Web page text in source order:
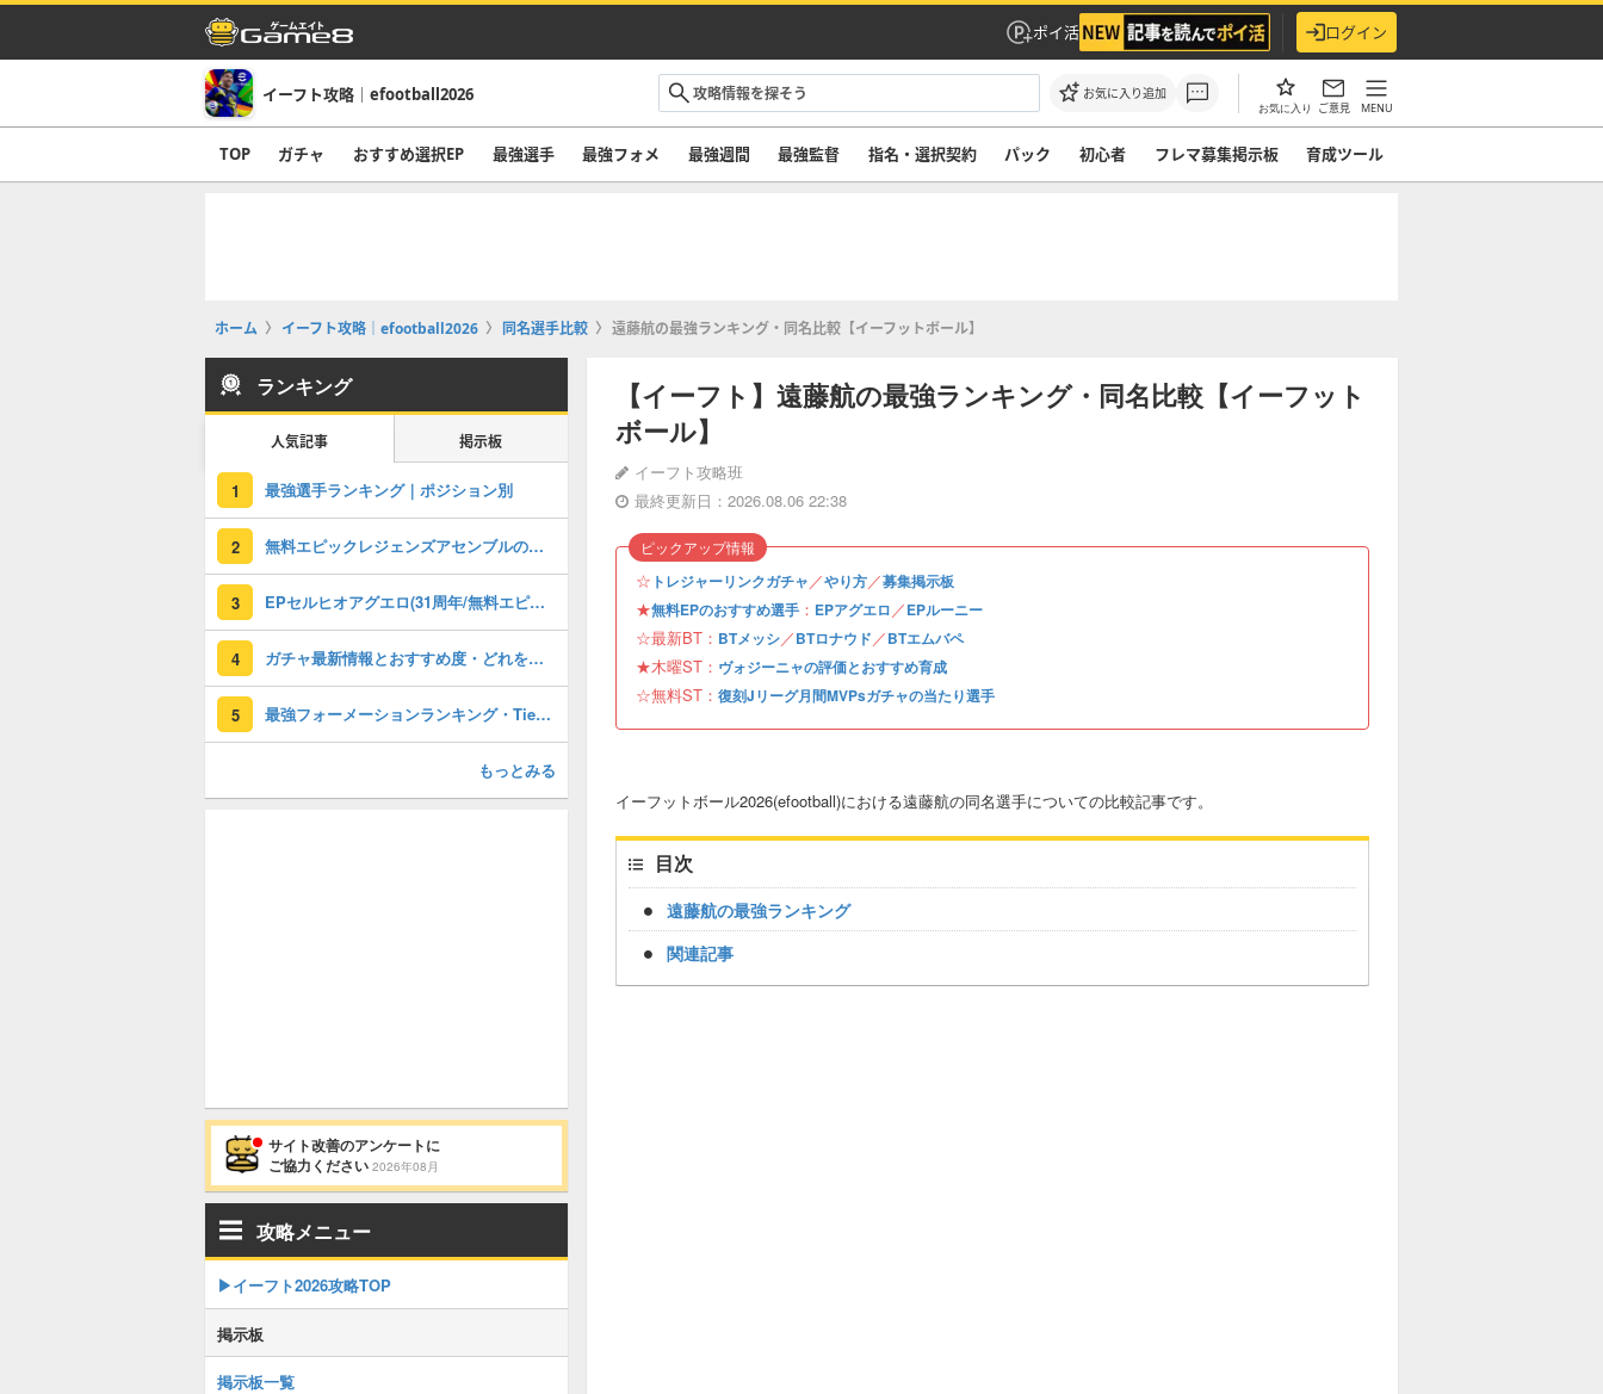
ポイ活 ログイン
イーフト攻略｜efootball2026 お気に入り追加
お気に入り ご意見 MENU
TOP ガチャ おすすめ選択EP 最強選手 最強フォメ 最強週間 最強監督 指名・選択契約 パック 初心者 フレマ募集掲示板 育成ツール
ホーム イーフト攻略｜efootball2026 同名選手比較 遠藤航の最強ランキング・同名比較【イーフットボール】
【イーフト】遠藤航の最強ランキング・同名比較【イーフット
ボール】
イーフト攻略班
最終更新日：2026.08.06 22:38
☆ トレジャーリンクガチャ／やり方／募集掲示板
★無料EPのおすすめ選手 ： EPアグエロ／EPルーニー
☆最新BT： BTメッシ／BTロナウド／BTエムバペ
★木曜ST： ヴォジーニャの評価とおすすめ育成
☆無料ST： 復刻Jリーグ月間MVPsガチャの当たり選手
ピックアップ情報
イーフットボール2026(efootball)における遠藤航の同名選手についての比較記事です。
目次
遠藤航の最強ランキング
関連記事
ランキング
人気記事 掲示板
1 最強選手ランキング｜ポジション別
2 無料エピックレジェンズアセンブルのおすすめ選択(当たり)選手ランキングと引き方
3 EPセルヒオアグエロ(31周年/無料エピック)の評価とおすすめ育成・スキル追加
4 ガチャ最新情報とおすすめ度・どれを引くべき？
5 最強フォーメーションランキング・Tier表
もっとみる
サイト改善のアンケートに
ご協力ください 2026年08月
攻略メニュー
▶イーフト2026攻略TOP
掲示板
掲示板一覧